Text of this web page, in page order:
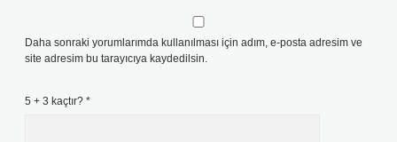
Daha sonraki yorumlarımda kullanılması için adım, e-posta adresim ve
site adresim bu tarayıcıya kaydedilsin.
5 + 3 kaçtır? *